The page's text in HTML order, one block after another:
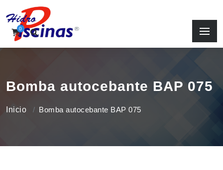
0
Bomba autocebante BAP 075
Inicio Bomba autocebante BAP 075